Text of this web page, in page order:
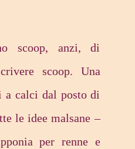
scoop, anzi, di
scoop. Una
a calci dal posto di
le idee malsane –
per renne e